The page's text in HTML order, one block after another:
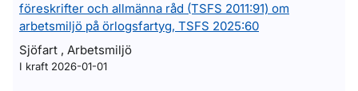
föreskrifter och allmänna råd (TSFS 2011:91) om
arbetsmiljö på örlogsfartyg, TSFS 2025:60
Sjöfart , Arbetsmiljö
I kraft 2026-01-01